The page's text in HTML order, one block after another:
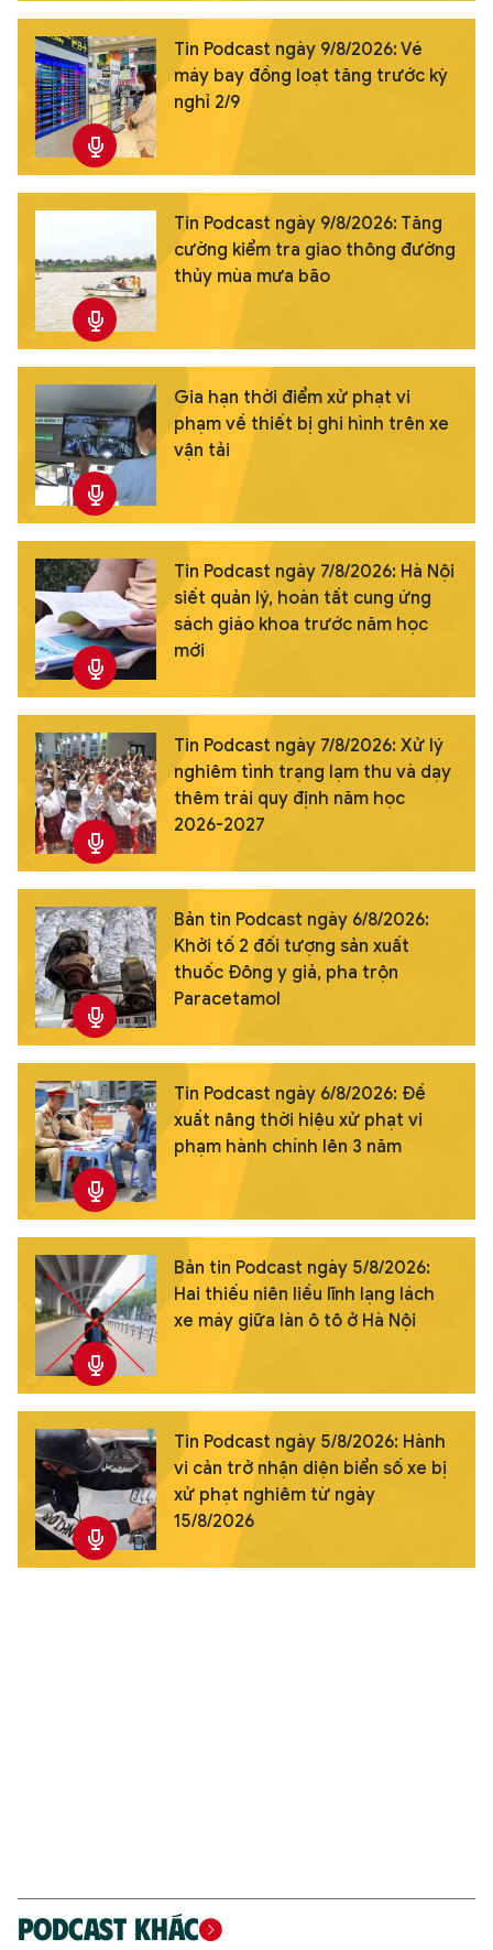
Tin Podcast ngày 9/8/2026: Vé
máy bay đồng loạt tăng trước kỳ
nghỉ 2/9
Tin Podcast ngày 9/8/2026: Tăng
cường kiểm tra giao thông đường
thủy mùa mưa bão
Gia hạn thời điểm xử phạt vi
phạm về thiết bị ghi hình trên xe
vận tải
Tin Podcast ngày 7/8/2026: Hà Nội
siết quản lý, hoàn tất cung ứng
sách giáo khoa trước năm học
mới
Tin Podcast ngày 7/8/2026: Xử lý
nghiêm tình trạng lạm thu và dạy
thêm trái quy định năm học
2026-2027
Bản tin Podcast ngày 6/8/2026:
Khởi tố 2 đối tượng sản xuất
thuốc Đông y giả, pha trộn
Paracetamol
Tin Podcast ngày 6/8/2026: Đề
xuất nâng thời hiệu xử phạt vi
phạm hành chính lên 3 năm
Bản tin Podcast ngày 5/8/2026:
Hai thiếu niên liều lĩnh lạng lách
xe máy giữa làn ô tô ở Hà Nội
Tin Podcast ngày 5/8/2026: Hành
vi cản trở nhận diện biển số xe bị
xử phạt nghiêm từ ngày
15/8/2026
PODCAST KHÁC